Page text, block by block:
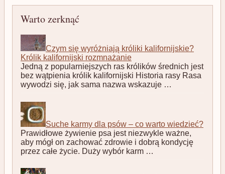
Warto zerknąć
Czym się wyróżniają króliki kalifornijskie?
Królik kalifornijski rozmnażanie
Jedną z popularniejszych ras królików średnich jest
bez wątpienia królik kalifornijski Historia rasy Rasa
wywodzi się, jak sama nazwa wskazuje …
Suche karmy dla psów – co warto wiedzieć?
Prawidłowe żywienie psa jest niezwykle ważne,
aby mógł on zachować zdrowie i dobrą kondycję
przez całe życie. Duży wybór karm …